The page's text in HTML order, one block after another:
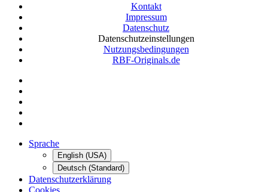
Kontakt
Impressum
Datenschutz
Datenschutzeinstellungen
Nutzungsbedingungen
RBF-Originals.de
Sprache
English (USA)
Deutsch (Standard)
Datenschutzerklärung
Cookies